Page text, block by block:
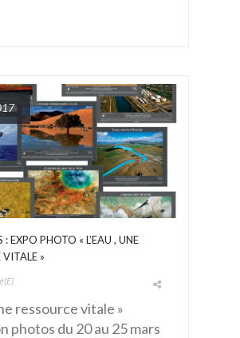
EXPO PHOTO « L’EAU , UNE
VITALE »
ressource vitale »
photos du 20 au 25 mars